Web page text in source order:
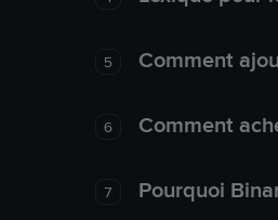
5 Comment
6 Comment
7 Pourquoi